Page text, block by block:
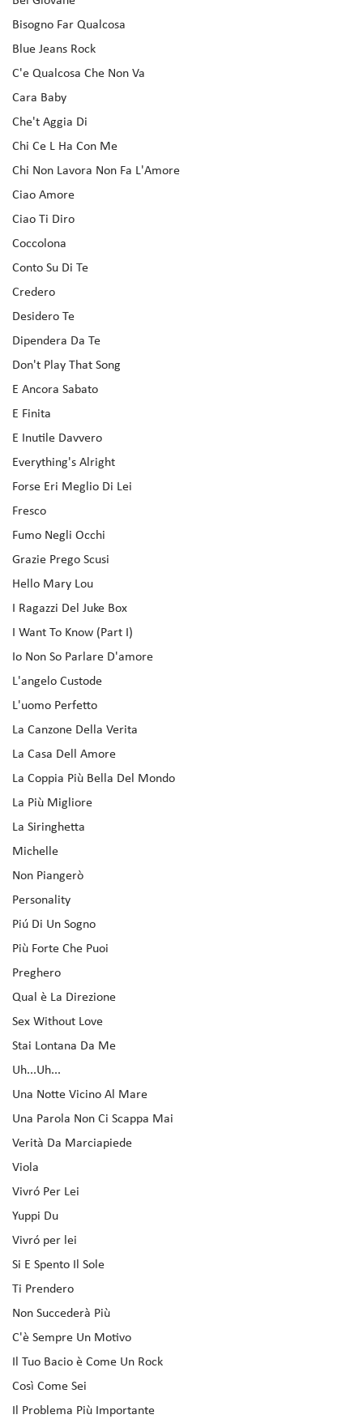
Bisogno Far Qualcosa
Blue Jeans Rock
C'e Qualcosa Che Non Va
Cara Baby
Che't Aggia Di
Chi Ce L Ha Con Me
Chi Non Lavora Non Fa L'Amore
Ciao Amore
Ciao Ti Diro
Coccolona
Conto Su Di Te
Credero
Desidero Te
Dipendera Da Te
Don't Play That Song
E Ancora Sabato
E Finita
E Inutile Davvero
Everything's Alright
Forse Eri Meglio Di Lei
Fresco
Fumo Negli Occhi
Grazie Prego Scusi
Hello Mary Lou
I Ragazzi Del Juke Box
I Want To Know (Part I)
Io Non So Parlare D'amore
L'angelo Custode
L'uomo Perfetto
La Canzone Della Verita
La Casa Dell Amore
La Coppia Più Bella Del Mondo
La Più Migliore
La Siringhetta
Michelle
Non Piangerò
Personality
Piú Di Un Sogno
Più Forte Che Puoi
Preghero
Qual è La Direzione
Sex Without Love
Stai Lontana Da Me
Uh...Uh...
Una Notte Vicino Al Mare
Una Parola Non Ci Scappa Mai
Verità Da Marciapiede
Viola
Vivró Per Lei
Yuppi Du
Vivró per lei
Si E Spento Il Sole
Ti Prendero
Non Succederà Più
C'è Sempre Un Motivo
Il Tuo Bacio è Come Un Rock
Così Come Sei
Il Problema Più Importante